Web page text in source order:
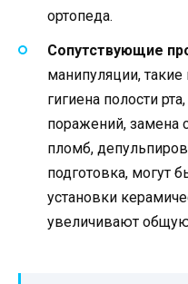
ортопеда.
Сопутствующие
манипуляции,
гигиена полости
поражений, замена
пломб,
подготовка, могут
установки
увеличивают